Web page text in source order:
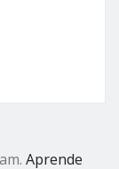
Aprende